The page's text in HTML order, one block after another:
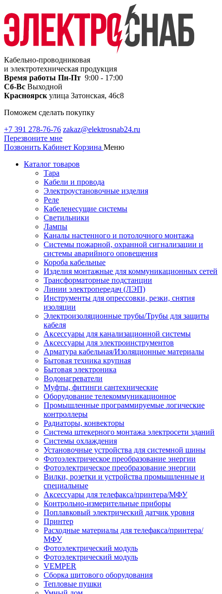
Кабельно-проводниковая
и электротехническая продукция
Время работы Пн-Пт 9:00 - 17:00
Сб-Вс Выходной
Красноярск улица Затонская, 46с8
Поможем сделать покупку
+7 391 278-76-76 zakaz@elektrosnab24.ru
Перезвоните мне
Позвонить Кабинет Корзина Меню
Каталог товаров
Тара
Кабели и провода
Электроустановочные изделия
Реле
Кабеленесущие системы
Светильники
Лампы
Каналы настенного и потолочного монтажа
Системы пожарной, охранной сигнализации и
системы аварийного оповещения
Короба кабельные
Изделия монтажные для коммуникационных сетей
Трансформаторные подстанции
Линии электропередач (ЛЭП)
Инструменты для опрессовки, резки, снятия
изоляции
Электроизоляционные трубы/Трубы для защиты
кабеля
Аксессуары для канализационной системы
Аксессуары для электроинструментов
Арматура кабельная/Изоляционные материалы
Бытовая техника крупная
Бытовая электроника
Водонагреватели
Муфты, фитинги сантехнические
Оборудование телекоммуникационное
Промышленные программируемые логические
контроллеры
Радиаторы, конвекторы
Система штекерного монтажа электросети зданий
Системы охлаждения
Установочные устройства для системной шины
Фотоэлектрическое преобразование энергии
Фотоэлектрическое преобразование энергии
Вилки, розетки и устройства промышленные и
специальные
Аксессуары для телефакса/принтера/МФУ
Контрольно-измерительные приборы
Поплавковый электрический датчик уровня
Принтер
Расходные материалы для телефакса/принтера/
МФУ
Фотоэлектрический модуль
Фотоэлектрический модуль
VEMPER
Сборка щитового оборудования
Тепловые пушки